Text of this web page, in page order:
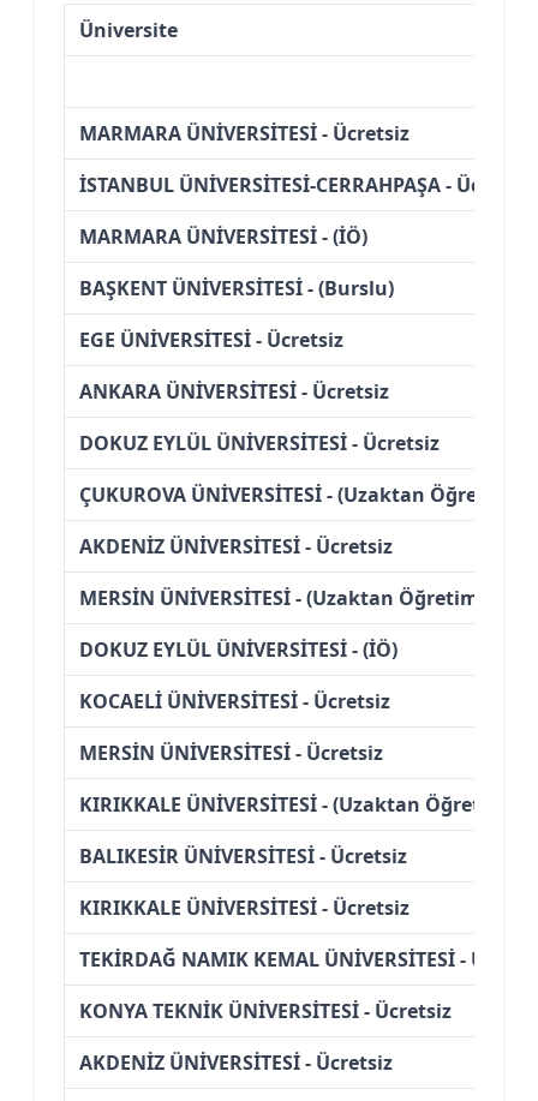
Üniversite
MARMARA ÜNİVERSİTESİ - Ücretsiz
İSTANBUL ÜNİVERSİTESİ-CERRAHPAŞA - Ücretsiz
MARMARA ÜNİVERSİTESİ - (İÖ)
BAŞKENT ÜNİVERSİTESİ - (Burslu)
EGE ÜNİVERSİTESİ - Ücretsiz
ANKARA ÜNİVERSİTESİ - Ücretsiz
DOKUZ EYLÜL ÜNİVERSİTESİ - Ücretsiz
ÇUKUROVA ÜNİVERSİTESİ - (Uzaktan Öğretim)
AKDENİZ ÜNİVERSİTESİ - Ücretsiz
MERSİN ÜNİVERSİTESİ - (Uzaktan Öğretim)
DOKUZ EYLÜL ÜNİVERSİTESİ - (İÖ)
KOCAELİ ÜNİVERSİTESİ - Ücretsiz
MERSİN ÜNİVERSİTESİ - Ücretsiz
KIRIKKALE ÜNİVERSİTESİ - (Uzaktan Öğretim)
BALIKESİR ÜNİVERSİTESİ - Ücretsiz
KIRIKKALE ÜNİVERSİTESİ - Ücretsiz
TEKİRDAĞ NAMIK KEMAL ÜNİVERSİTESİ -
KONYA TEKNİK ÜNİVERSİTESİ - Ücretsiz
AKDENİZ ÜNİVERSİTESİ - Ücretsiz